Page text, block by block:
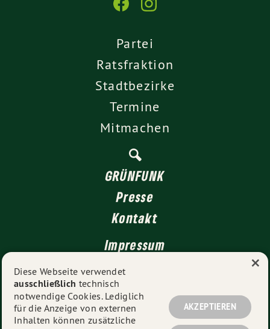
Partei
Ratsfraktion
Stadtbezirke
Termine
Mitmachen
GRÜNFUNK
Presse
Kontakt
Impressum
Datenschutz
© 2026GRÜNE Düsseldorf - Alle Rechte vorbehalten.
Diese Webseite verwendet
ausschließlich technisch
notwendige Cookies. Lediglich
für die Anzeige von externen
Inhalten können zusätzliche
AKZEPTIEREN
×